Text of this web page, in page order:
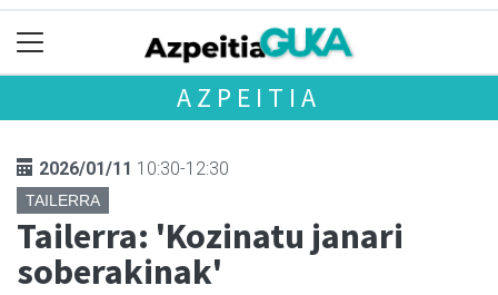
AZPEITIA
2026/01/11 10:30-12:30
TAILERRA
Tailerra: 'Kozinatu janari
soberakinak'